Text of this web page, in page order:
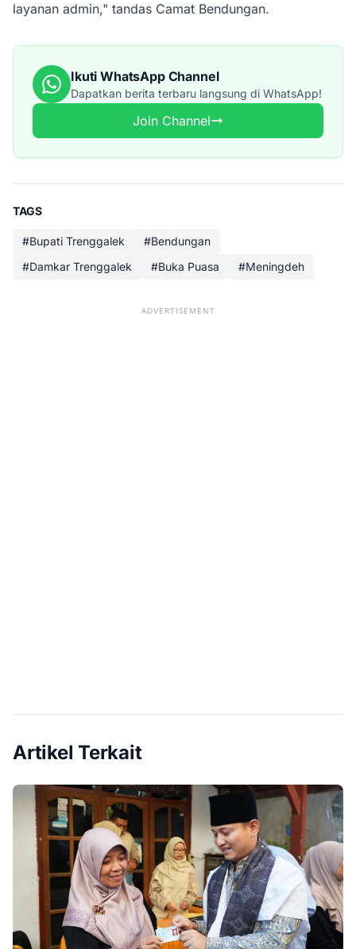
layanan admin," tandas Camat Bendungan.
Ikuti WhatsApp Channel
Dapatkan berita terbaru langsung di WhatsApp!
Join Channel
TAGS
#Bupati Trenggalek
#Bendungan
#Damkar Trenggalek
#Buka Puasa #Meningdeh
ADVERTISEMENT
Artikel Terkait